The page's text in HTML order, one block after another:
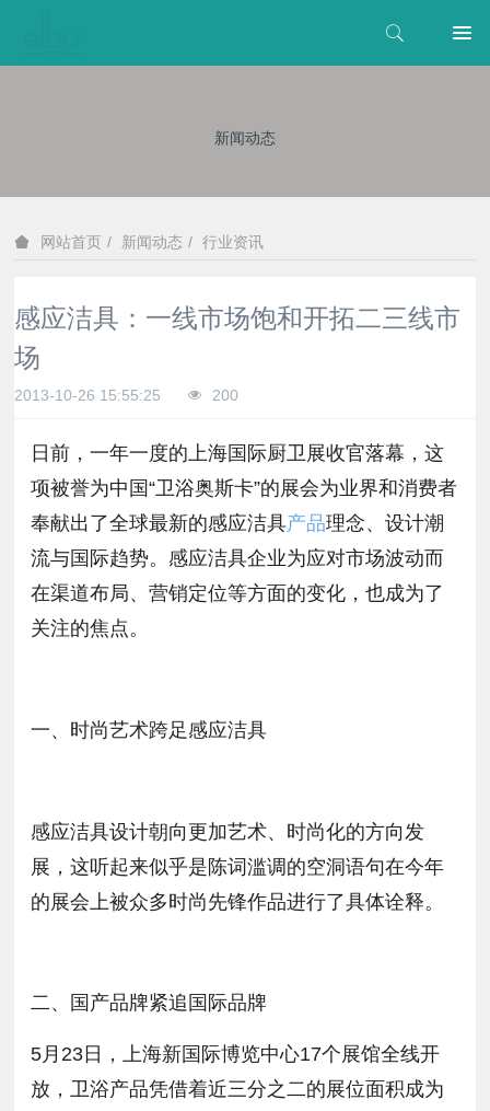
新闻动态
网站首页 新闻动态 行业资讯
感应洁具：一线市场饱和开拓二三线市
场
2013-10-26 15:55:25 200
日前，一年一度的上海国际厨卫展收官落幕，这
项被誉为中国“卫浴奥斯卡”的展会为业界和消费者
奉献出了全球最新的感应洁具产品理念、设计潮
流与国际趋势。感应洁具企业为应对市场波动而
在渠道布局、营销定位等方面的变化，也成为了
关注的焦点。
一、时尚艺术跨足感应洁具
感应洁具设计朝向更加艺术、时尚化的方向发
展，这听起来似乎是陈词滥调的空洞语句在今年
的展会上被众多时尚先锋作品进行了具体诠释。
二、国产品牌紧追国际品牌
5月23日，上海新国际博览中心17个展馆全线开
放，卫浴产品凭借着近三分之二的展位面积成为